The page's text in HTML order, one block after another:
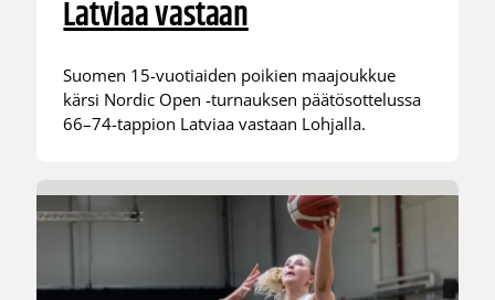
Latviaa vastaan
Suomen 15-vuotiaiden poikien maajoukkue
kärsi Nordic Open -turnauksen päätösottelussa
66–74-tappion Latviaa vastaan Lohjalla.